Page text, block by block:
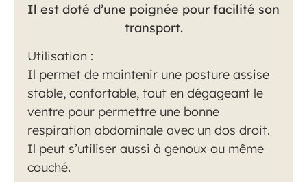
Il est doté d’une poignée pour facilité son
transport.
Utilisation :
Il permet de maintenir une posture assise
stable, confortable, tout en dégageant le
ventre pour permettre une bonne
respiration abdominale avec un dos droit.
Il peut s’utiliser aussi à genoux ou même
couché.